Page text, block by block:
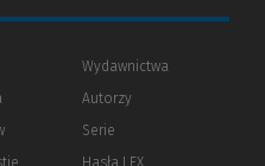
(Nowe
(Link
Wydawnictwa
Autorzy
Serie